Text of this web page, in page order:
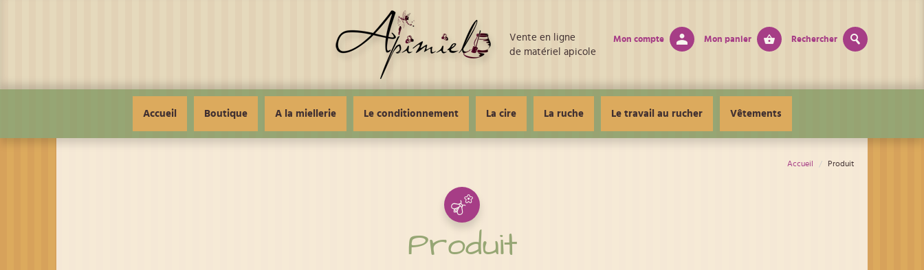
Accueil Produit
Produit
Vente en ligne
de matériel apicole
Mon compte Mon panier Rechercher
Accueil Boutique A la miellerie Le conditionnement La cire La ruche Le travail au rucher Vêtements